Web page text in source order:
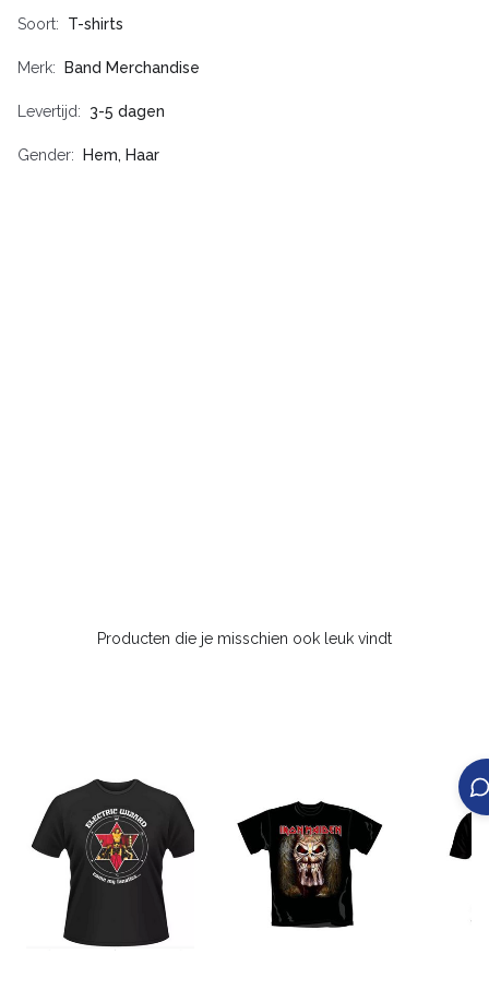
Soort T-shirts
Merk Band Merchandise
Levertijd 3-5 dagen
Gender Hem, Haar
Producten die je misschien ook leuk vindt